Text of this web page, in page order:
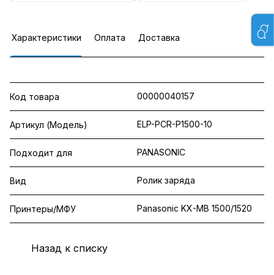
Характеристики Оплата Доставка
Код товара 00000040157
Артикул (Модель) ELP-PCR-P1500-10
Подходит для PANASONIC
Вид Ролик заряда
Принтеры/МФУ Panasonic KX-MB 1500/1520
Назад к списку